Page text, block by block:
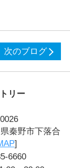
次のブログ
リー
秦野市下落合
]
6660